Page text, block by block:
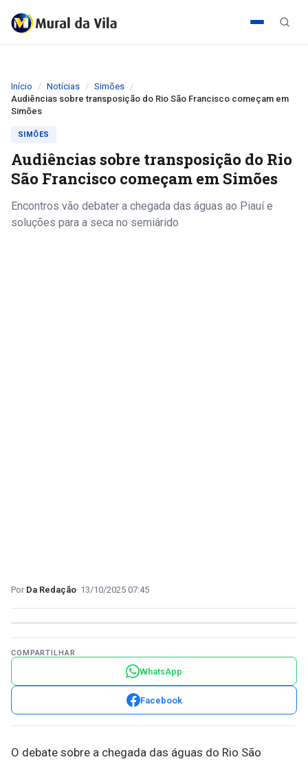
Início Notícias
Simões
Audiências sobre transposição do Rio São Francisco começam em
Simões
SIMÕES
Audiências sobre transposição do Rio
São Francisco começam em Simões
Encontros vão debater a chegada das águas ao Piauí e
soluções para a seca no semiárido
Da Redação 13/10/2025 07:45
COMPARTILHAR
WhatsApp
Facebook
O debate sobre a chegada das águas do Rio São